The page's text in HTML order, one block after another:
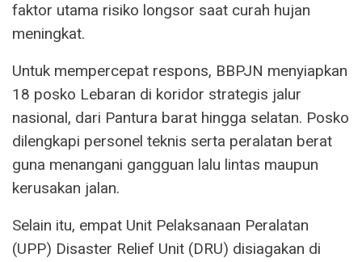
faktor utama risiko longsor saat curah hujan
meningkat.
Untuk mempercepat respons, BBPJN menyiapkan
18 posko Lebaran di koridor strategis jalur
nasional, dari Pantura barat hingga selatan. Posko
dilengkapi personel teknis serta peralatan berat
guna menangani gangguan lalu lintas maupun
kerusakan jalan.
Selain itu, empat Unit Pelaksanaan Peralatan
(UPP) Disaster Relief Unit (DRU) disiagakan di